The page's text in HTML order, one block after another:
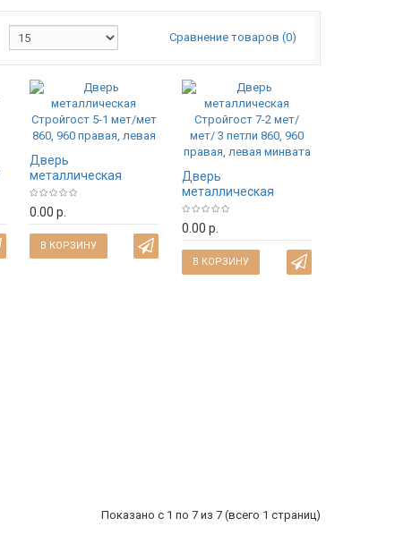
Сравнение товаров (0)
Дверь
металлическая
Стройгост 5-1 мет/
мет 860, 960 правая,
левая
0.00 р.
В КОРЗИНУ
Дверь
металлическая
Стройгост 7-2 мет/
мет/ 3 петли 860, 960
правая, левая
минвата
0.00 р.
В КОРЗИНУ
Показано с 1 по 7 из 7 (всего 1 страниц)